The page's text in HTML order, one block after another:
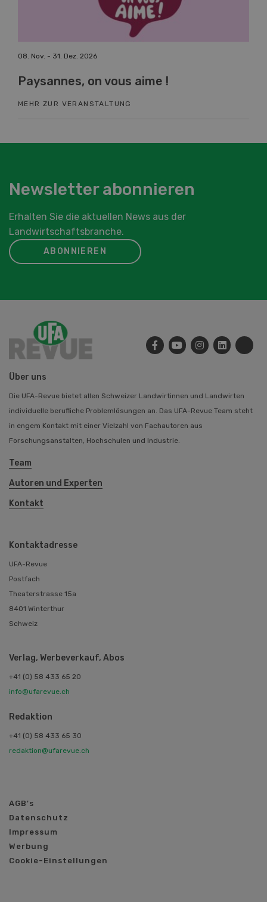
08. Nov. - 31. Dez. 2026
Paysannes, on vous aime !
MEHR ZUR VERANSTALTUNG
Newsletter abonnieren
Erhalten Sie die aktuellen News aus der
Landwirtschaftsbranche.
ABONNIEREN
Über uns
Die UFA-Revue bietet allen Schweizer Landwirtinnen und Landwirten
individuelle berufliche Problemlösungen an. Das UFA-Revue Team steht
in engem Kontakt mit einer Vielzahl von Fachautoren aus
Forschungsanstalten, Hochschulen und Industrie.
Team
Autoren und Experten
Kontakt
Kontaktadresse
UFA-Revue
Postfach
Theaterstrasse 15a
8401 Winterthur
Schweiz
Verlag, Werbeverkauf, Abos
+41 (0) 58 433 65 20
info@ufarevue.ch
Redaktion
+41 (0) 58 433 65 30
redaktion@ufarevue.ch
AGB's
Datenschutz
Impressum
Werbung
Cookie-Einstellungen